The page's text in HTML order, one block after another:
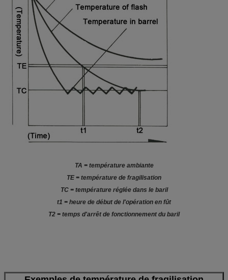
TA = température ambiante
TE = température de fragilisation
TC = température réglée dans le baril
t1 = heure de début de l'opération en fût
T2 = temps d'arrêt de fonctionnement du baril